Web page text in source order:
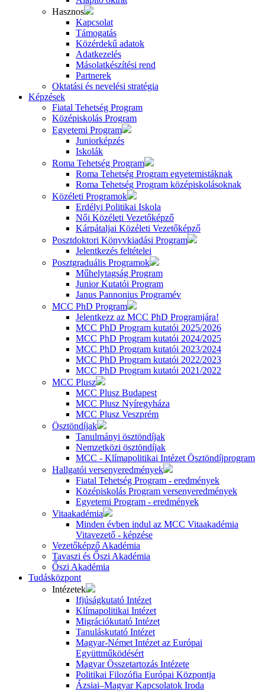
Hasznos
Kapcsolat
Támogatás
Közérdekű adatok
Adatkezelés
Másolatkészítési rend
Partnerek
Oktatási és nevelési stratégia
Képzések
Fiatal Tehetség Program
Középiskolás Program
Egyetemi Program
Juniorképzés
Iskolák
Roma Tehetség Program
Roma Tehetség Program egyetemistáknak
Roma Tehetség Program középiskolásoknak
Közéleti Programok
Erdélyi Politikai Iskola
Női Közéleti Vezetőképző
Kárpátaljai Közéleti Vezetőképző
Posztdoktori Könyvkiadási Program
Jelentkezés feltételei
Posztgraduális Programok
Műhelytagság Program
Junior Kutatói Program
Janus Pannonius Programév
MCC PhD Program
Jelentkezz az MCC PhD Programjára!
MCC PhD Program kutatói 2025/2026
MCC PhD Program kutatói 2024/2025
MCC PhD Program kutatói 2023/2024
MCC PhD Program kutatói 2022/2023
MCC PhD Program kutatói 2021/2022
MCC Plusz
MCC Plusz Budapest
MCC Plusz Nyíregyháza
MCC Plusz Veszprém
Ösztöndíjak
Tanulmányi ösztöndíjak
Nemzetközi ösztöndíjak
MCC - Klímapolitikai Intézet Ösztöndíjprogram
Hallgatói versenyeredmények
Fiatal Tehetség Program - eredmények
Középiskolás Program versenyeredmények
Egyetemi Program - eredmények
Vitaakadémia
Minden évben indul az MCC Vitaakadémia
Vitavezető - képzése
Vezetőképző Akadémia
Tavaszi és Őszi Akadémia
Őszi Akadémia
Tudásközpont
Intézetek
Ifjúságkutató Intézet
Klímapolitikai Intézet
Migrációkutató Intézet
Tanuláskutató Intézet
Magyar-Német Intézet az Európai
Együttműködésért
Magyar Összetartozás Intézete
Politikai Filozófia Európai Központja
Ázsiai–Magyar Kapcsolatok Iroda